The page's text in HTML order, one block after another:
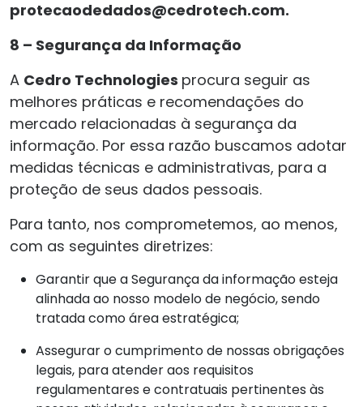
protecaodedados@cedrotech.com.
8 – Segurança da Informação
A Cedro Technologies procura seguir as
melhores práticas e recomendações do
mercado relacionadas à segurança da
informação. Por essa razão buscamos adotar
medidas técnicas e administrativas, para a
proteção de seus dados pessoais.
Para tanto, nos comprometemos, ao menos,
com as seguintes diretrizes:
Garantir que a Segurança da informação esteja
alinhada ao nosso modelo de negócio, sendo
tratada como área estratégica;
Assegurar o cumprimento de nossas obrigações
legais, para atender aos requisitos
regulamentares e contratuais pertinentes às